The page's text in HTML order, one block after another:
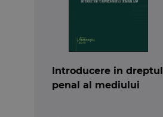
Introducere in dreptul
penal al mediului